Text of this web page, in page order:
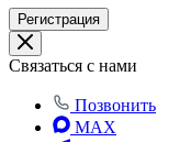
Регистрация
Связаться с нами
Позвонить
MAX